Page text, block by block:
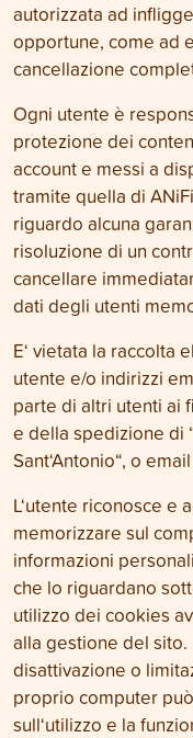
autorizzata ad
opportune, come ad
cancellazione
Ogni utente è
protezione dei
account e messi a
tramite quella di
riguardo alcuna
risoluzione di un
cancellare
dati degli utenti
E‘ vietata la raccolta
utente e/o indirizzi
parte di altri utenti ai
e della spedizione di
Sant‘Antonio“, o
L‘utente riconosce e
memorizzare sul
informazioni
che lo riguardano
utilizzo dei cookies
alla gestione del sito.
disattivazione o
proprio computer
sull‘utilizzo e la